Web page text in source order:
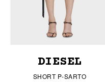
DIESEL
SHORT P-SARTO